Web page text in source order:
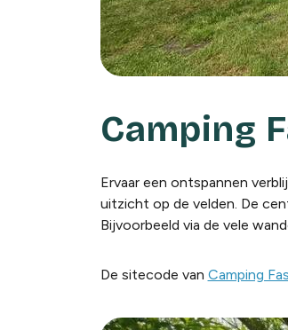
Camping
Ervaar een ontspannen
uitzicht op de velden. De
Bijvoorbeeld via de vele
De sitecode van Camping